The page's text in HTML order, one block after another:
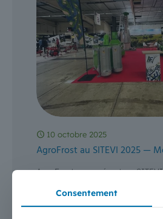
10 octobre 2025
AgroFrost au SITEVI 2025 —
AgroFrost sera présent au
oléicoles, fruits & légumes et
du 3 au 5[…]
Consentement